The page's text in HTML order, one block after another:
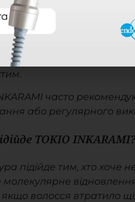
премією,
його та забезпечити
сприяє
чому волосся виглядає
часто
або регулярного
TOKIO
підійде тим, хто хоче
молекулярне
волосся втратило